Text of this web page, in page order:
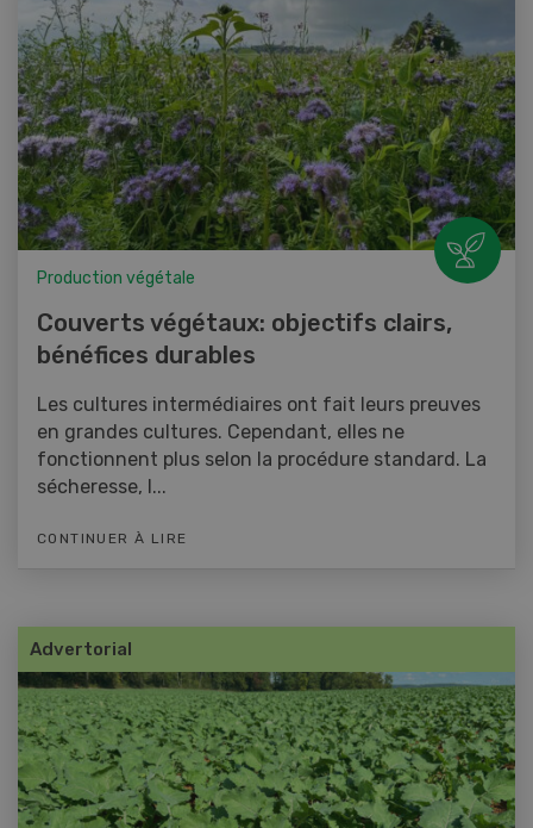
Production végétale
Couverts végétaux: objectifs clairs,
bénéfices durables
Les cultures intermédiaires ont fait leurs preuves
en grandes cultures. Cependant, elles ne
fonctionnent plus selon la procédure standard. La
sécheresse, l...
CONTINUER À LIRE
Advertorial